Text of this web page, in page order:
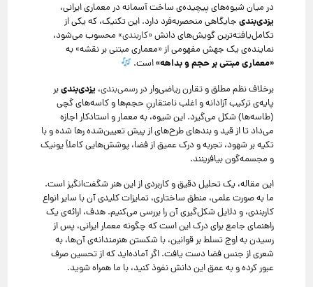
در میان شیوه‌های پیچیده‌ی ساخت آسمانه در معماری ایرانی،
یزدی‌بندی جایگاهی منحصربه‌فرد دارد. این تکنیک، که یکی از
تکامل‌یافته‌ترین گویش‌های دانش «کاربندی» محسوب می‌شود،
نماینده‌ی یک جهش مفهومی از «معماری مبتنی بر نقشه» به
«معماری مبتنی بر حجم و بداهه»است.
برخلاف نظم مطلق و تقارن ریاضی‌وار دررسمی‌بندی،یزدی‌بندیبر
پایه‌ی ترکیب آزادانه و اغلب نامتقارنِ حجم‌ها و کاسه‌های گچی
(طاسه‌ها) شکل می‌گیرد. این شیوه، به معمار و استادکار اجازه
می‌داد تا از قید و بندهای طرح‌های از پیش تعیین‌شده رها شده و با
تکیه بر شهود، تجربه و درک عمیق از فضا، پوشش‌هایی کاملاً یونیک
و مجسمه‌گون بیافرینند.
این مقاله، یک تحلیل دقیق و کاربردی از این هنر شگفت‌انگیز است.
ما به صورت علمی، منطق ساختاری، تمایزات کلیدی آن با سایر انواع
کاربندی، و دلایل شکل‌گیری آن را بررسی می‌کنیم. هدف، ارائه‌ی یک
راهنمای جامع برای درک این است که چگونه معمار ایرانی، پس از
رسیدن به اوج تسلط بر قوانین، با شکستن هنرمندانه‌ی آن‌ها، به
شعری از جنس فضا دست یافت. اگر آماده‌اید که از تحسین صرف
عبور کرده و به عمق این دانش نفوذ کنید، با ما همراه شوید.